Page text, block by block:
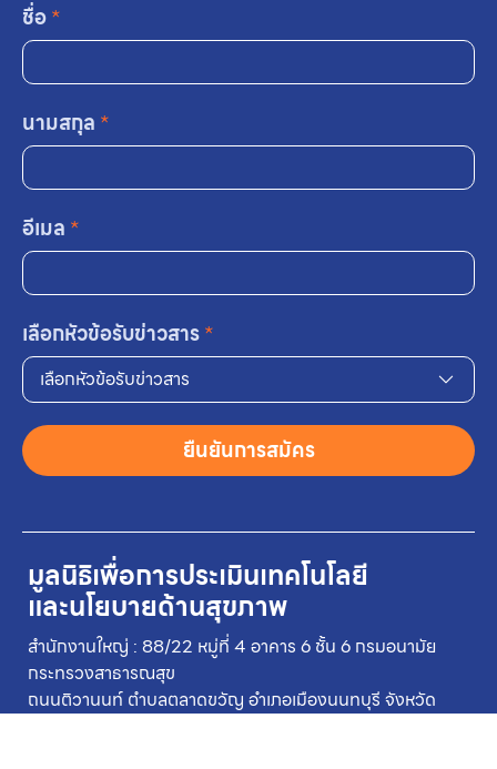
มูลนิธิเพื่อการประเมินเทคโนโลยี
และนโยบายด้านสุขภาพ
สำนักงานใหญ่ : 88/22 หมู่ที่ 4 อาคาร 6 ชั้น 6 กรมอนามัย
กระทรวงสาธารณสุข
ถนนติวานนท์ ตำบลตลาดขวัญ อำเภอเมืองนนทบุรี จังหวัด
ชื่อ*
นามสกุล *
อีเมล *
เลือกหัวข้อรับข่าวสาร*
เลือกหัวข้อรับข่าวสาร
ยืนยันการสมัคร